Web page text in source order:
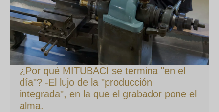
¿Por qué MITUBACI se termina "en el
día"? -El lujo de la "producción
integrada", en la que el grabador pone el
alma.